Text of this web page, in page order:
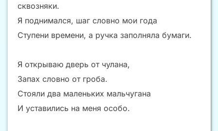
сквозняки.
Я поднимался, шаг словно мои года
Ступени времени, а ручка заполняла бумаги.
Я открываю дверь от чулана,
Запах словно от гроба.
Стояли два маленьких мальчугана
И уставились на меня особо.